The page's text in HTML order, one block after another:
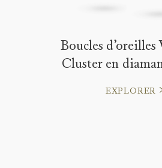
Boucles
Cluster en
EXPLORER